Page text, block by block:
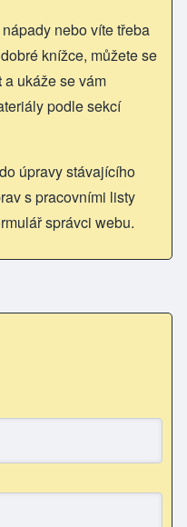
nebo víte třeba
knížce, můžete se
a ukáže se vám
podle sekcí
úpravy stávajícího
s pracovními listy
správci webu.